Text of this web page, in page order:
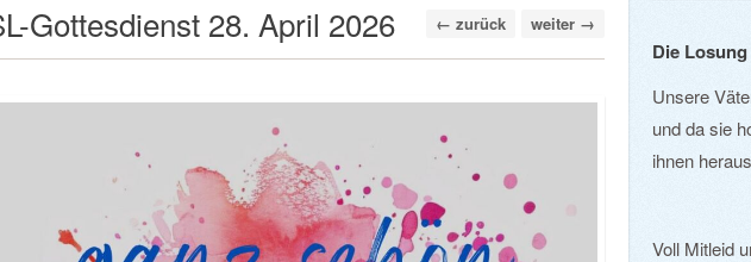
Die
Unsere
und da sie
ihnen
Voll Mitleid
Gottesdienst 28. April 2026 ← zurück weiter →